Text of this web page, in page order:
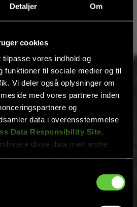
Detaljer Om
cookies
vores indhold og
funktioner til sociale medier og til
Vi deler også oplysninger om
med vores partnere inden
og
data i overensstemmelse
Data Responsibility Site.
disse data med andre
Ring nu
muligt.